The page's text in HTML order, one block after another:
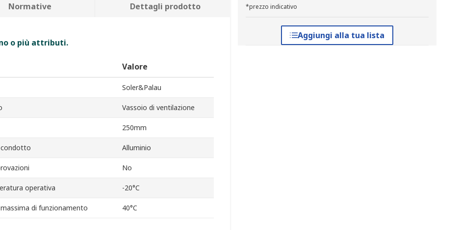
*prezzo indicativo
Aggiungi alla tua lista
Normative Dettagli prodotto
o più attributi.
Valore
Soler&Palau
Vassoio di ventilazione
250mm
Alluminio
No
operativa -20°C
di funzionamento 40°C